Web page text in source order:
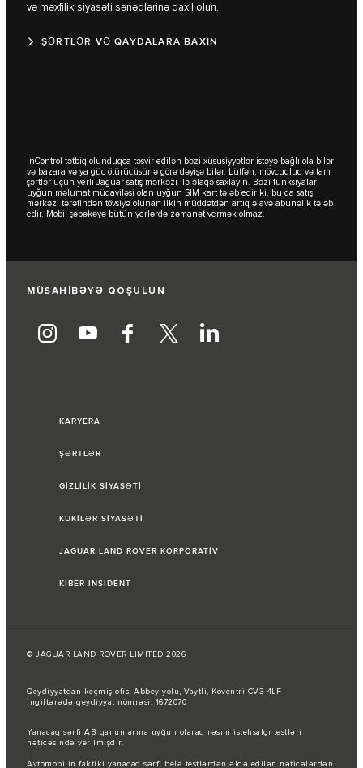
və məxfilik siyasəti sənədlərinə daxil olun.
ŞƏRTLƏR VƏ QAYDALARA BAXIN
InControl tətbiq olunduqca təsvir edilən bəzi xüsusiyyətlər istəyə bağlı ola bilər
və bazara və ya güc ötürücüsünə görə dəyişə bilər. Lütfən, mövcudluq və tam
şərtlər üçün yerli Jaguar satış mərkəzi ilə əlaqə saxlayın. Bəzi funksiyalar
uyğun məlumat müqaviləsi olan uyğun SİM kart tələb edir ki, bu da satış
mərkəzi tərəfindən tövsiyə olunan ilkin müddətdən artıq əlavə abunəlik tələb
edir. Mobil şəbəkəyə bütün yerlərdə zəmanət vermək olmaz.
MÜSAHİBƏYƏ QOŞULUN
KARYERA
ŞƏRTLƏR
GİZLİLİK SİYASƏTİ
KUKİLƏR SİYASƏTİ
JAGUAR LAND ROVER KORPORATİV
KİBER İNSİDENT
© JAGUAR LAND ROVER LIMITED 2026
Qeydiyyatdan keçmiş ofis: Abbey yolu, Vaytli, Koventri CV3 4LF
İngiltərədə qeydiyyat nömrəsi: 1672070
Yanacaq sərfi AB qanunlarına uyğun olaraq rəsmi istehsalçı testləri
nəticəsində verilmişdir.
Avtomobilin faktiki yanacaq sərfi belə testlərdən əldə edilən nəticələrdən